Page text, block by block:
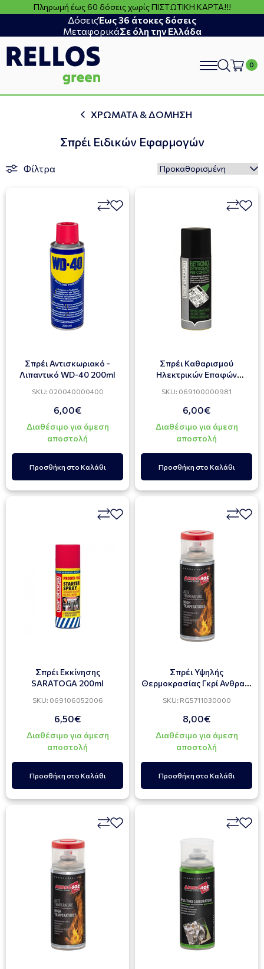
Πληρωμή έως 60 δόσεις χωρίς ΠΙΣΤΩΤΙΚΗ ΚΑΡΤΑ!!!
ΔόσειςΈως 36 άτοκες δόσεις
ΜεταφορικάΣε όλη την Ελλάδα
search
ΧΡΩΜΑΤΑ & ΔΟΜΗΣΗ
Σπρέι Ειδικών Εφαρμογών
Φίλτρα
Σπρέι Αντισκωριακό -
Λιπαντικό WD-40 200ml
SKU: 020040000400
6,00€
Διαθέσιμο για άμεση
αποστολή
Προσθήκη στο Καλάθι
Σπρέι Καθαρισμού
Ηλεκτρικών Επαφών
SKU: 069100000981
6,00€
Διαθέσιμο για άμεση
αποστολή
Προσθήκη στο Καλάθι
Σπρέι Εκκίνησης
SARATOGA 200ml
SKU: 069106052006
6,50€
Διαθέσιμο για άμεση
αποστολή
Προσθήκη στο Καλάθι
Σπρέι Υψηλής
Θερμοκρασίας Γκρί Ανθρακί
SKU: RG5711030000
8,00€
Διαθέσιμο για άμεση
αποστολή
Προσθήκη στο Καλάθι